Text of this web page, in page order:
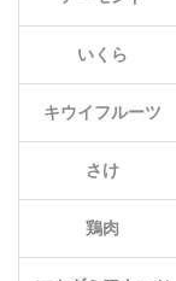
いくら
キウイフルーツ
さけ
鶏肉